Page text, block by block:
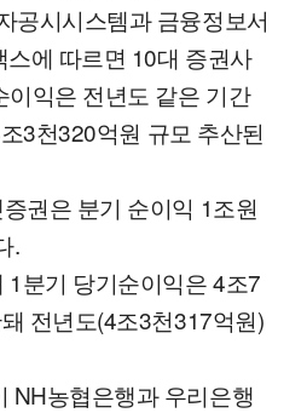
공시시스템과 금융정보서
에 따르면 10대 증권사
이익은 전년도 같은 기간
3천320억원 규모 추산된
권은 분기 순이익 1조원
.
분기 당기순이익은 4조7
전년도(4조3천317억원)
NH농협은행과 우리은행